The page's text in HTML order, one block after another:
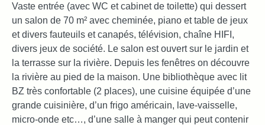
Vaste entrée (avec WC et cabinet de toilette) qui dessert
un salon de 70 m² avec cheminée, piano et table de jeux
et divers fauteuils et canapés, télévision, chaîne HIFI,
divers jeux de société. Le salon est ouvert sur le jardin et
la terrasse sur la rivière. Depuis les fenêtres on découvre
la rivière au pied de la maison. Une bibliothèque avec lit
BZ très confortable (2 places), une cuisine équipée d’une
grande cuisinière, d’un frigo américain, lave-vaisselle,
micro-onde etc…, d’une salle à manger qui peut contenir